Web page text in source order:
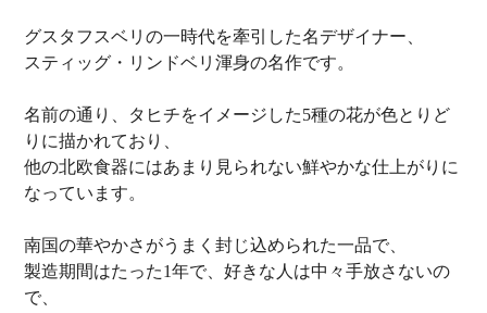
グスタフスベリの一時代を牽引した名デザイナー、
スティッグ・リンドベリ渾身の名作です。
名前の通り、タヒチをイメージした5種の花が色とりど
りに描かれており、
他の北欧食器にはあまり見られない鮮やかな仕上がりに
なっています。
南国の華やかさがうまく封じ込められた一品で、
製造期間はたった1年で、好きな人は中々手放さないの
で、